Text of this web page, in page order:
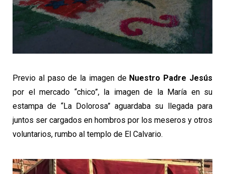
Previo al paso de la imagen de Nuestro Padre Jesús
por el mercado “chico”, la imagen de la María en su
estampa de “La Dolorosa” aguardaba su llegada para
juntos ser cargados en hombros por los meseros y otros
voluntarios, rumbo al templo de El Calvario.